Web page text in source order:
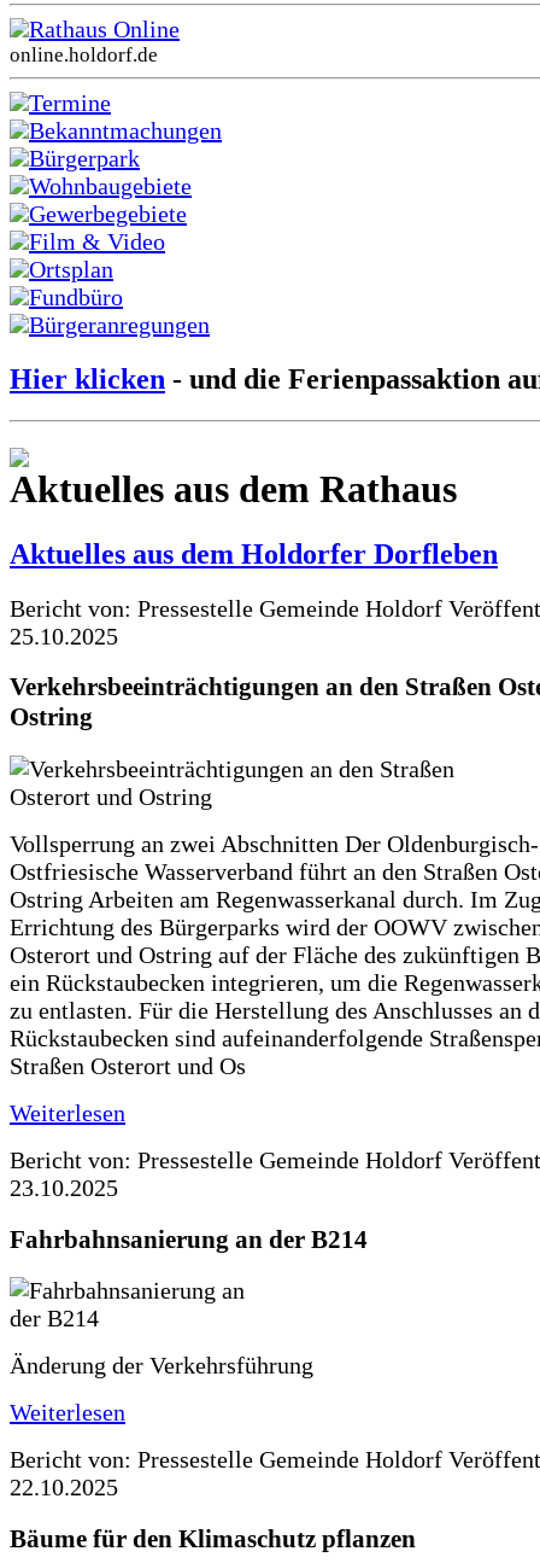
Rathaus Online
online.holdorf.de
Termine
Bekanntmachungen
Bürgerpark
Wohnbaugebiete
Gewerbegebiete
Film & Video
Ortsplan
Fundbüro
Bürgeranregungen
Hier klicken - und die Ferienpassaktion
Aktuelles aus dem Rathaus
Aktuelles aus dem Holdorfer Dorfleben
Bericht von: Pressestelle Gemeinde Holdorf
25.10.2025
Verkehrsbeeinträchtigungen an den Straßen
Ostring
Vollsperrung an zwei Abschnitten Der Oldenburgisch-
Ostfriesische Wasserverband führt an den Straßen
Ostring Arbeiten am Regenwasserkanal durch. Im
Errichtung des Bürgerparks wird der OOWV
Osterort und Ostring auf der Fläche des zukünftigen
ein Rückstaubecken integrieren, um die
zu entlasten. Für die Herstellung des Anschlusses an
Rückstaubecken sind aufeinanderfolgende
Straßen Osterort und Os
Weiterlesen
Bericht von: Pressestelle Gemeinde Holdorf
23.10.2025
Fahrbahnsanierung an der B214
Änderung der Verkehrsführung
Weiterlesen
Bericht von: Pressestelle Gemeinde Holdorf
22.10.2025
Bäume für den Klimaschutz pflanzen